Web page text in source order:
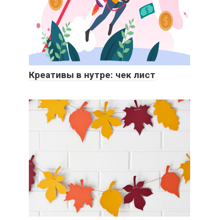
Креативы в нутре: чек лист